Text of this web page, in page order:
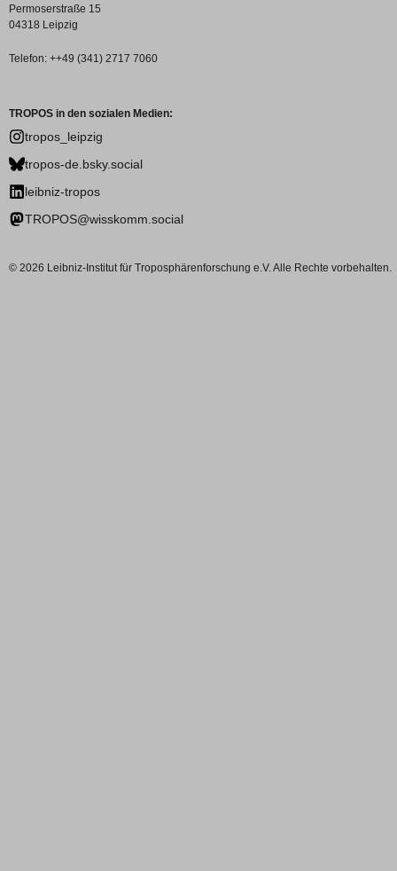
Permoserstraße 15
04318 Leipzig
Telefon: ++49 (341) 2717 7060
TROPOS in den sozialen Medien:
tropos_leipzig
tropos-de.bsky.social
leibniz-tropos
TROPOS@wisskomm.social
© 2026 Leibniz-Institut für Troposphärenforschung e.V. Alle Rechte vorbehalten.